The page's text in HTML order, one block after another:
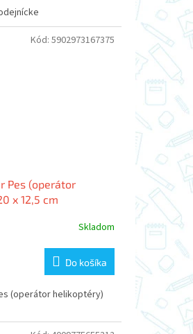
Pes (operátor
x 12,5 cm
Skladom
Do košíka
(operátor helikoptéry)
Kód: 5902973167375